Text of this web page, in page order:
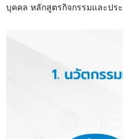
บุคคล หลักสูตรกิจกรรมและปร